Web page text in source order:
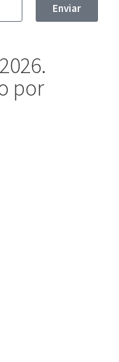
Enviar
por